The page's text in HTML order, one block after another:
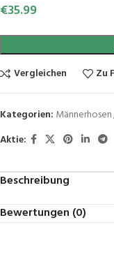
€35.99
Vergleichen
Zu
Kategorien: Männerhosen
Aktie:
Beschreibung
Bewertungen (0)